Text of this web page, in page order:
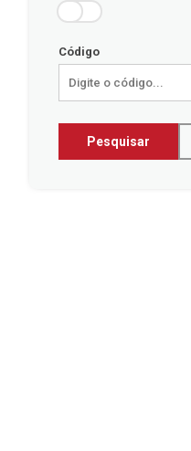
Código
Pesquisar